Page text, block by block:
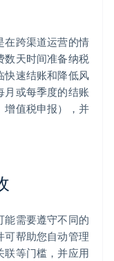
在跨渠道运营的情
数天时间准备纳税
快速结账和降低风
月或每季度的结账
增值税申报），并
能需要遵守不同的
可帮助您自动管理
联等门槛，并应用